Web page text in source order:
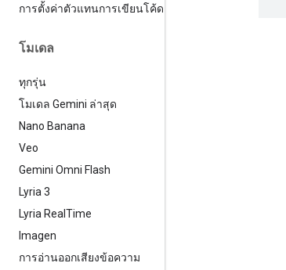
การตั้งค่าตัวแทนการเขียนโค้ด
โมเดล
ทุกรุ่น
โมเดล Gemini ล่าสุด
Nano Banana
Veo
Gemini Omni Flash
Lyria 3
Lyria RealTime
Imagen
การอ่านออกเสียงข้อความ